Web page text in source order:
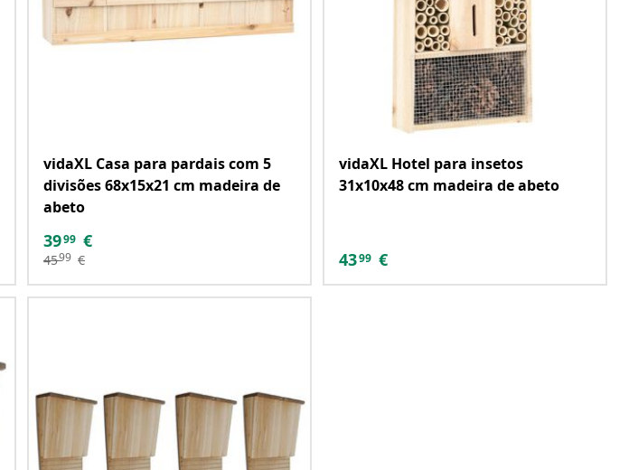
vidaXL Casa para pardais com 5
divisões 68x15x21 cm madeira de
abeto
3999 €
4599 €
vidaXL Hotel para insetos
31x10x48 cm madeira de abeto
4399 €